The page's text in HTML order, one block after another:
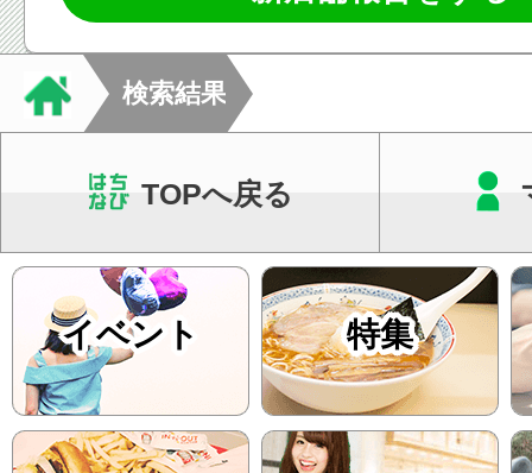
検索結果
TOPへ戻る
イベント 特集